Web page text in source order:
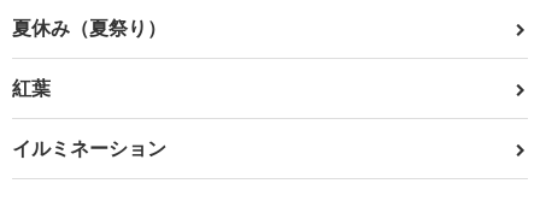
夏休み（夏祭り）
紅葉
イルミネーション